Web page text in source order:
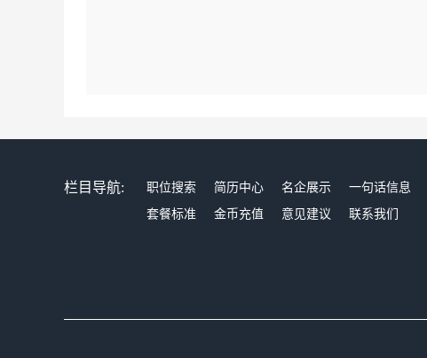
栏目导航: 职位搜索 简历中心 名企展示 一句话信息
套餐标准
金币充值 意见建议 联系我们